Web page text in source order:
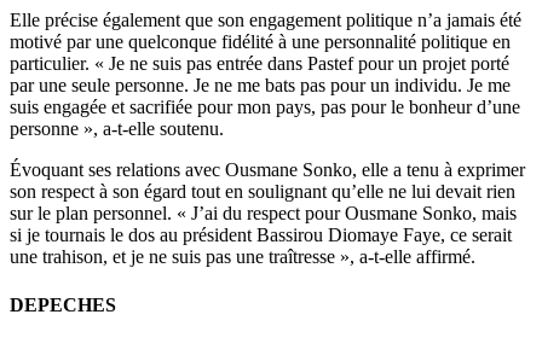
Elle précise également que son engagement politique n’a jamais été
motivé par une quelconque fidélité à une personnalité politique en
particulier. « Je ne suis pas entrée dans Pastef pour un projet porté
par une seule personne. Je ne me bats pas pour un individu. Je me
suis engagée et sacrifiée pour mon pays, pas pour le bonheur d’une
personne », a-t-elle soutenu.
Évoquant ses relations avec Ousmane Sonko, elle a tenu à exprimer
son respect à son égard tout en soulignant qu’elle ne lui devait rien
sur le plan personnel. « J’ai du respect pour Ousmane Sonko, mais
si je tournais le dos au président Bassirou Diomaye Faye, ce serait
une trahison, et je ne suis pas une traîtresse », a-t-elle affirmé.
DEPECHES